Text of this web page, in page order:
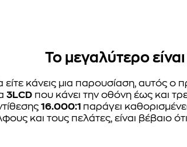
Το μεγαλύτερο
κάνεις μια παρουσίαση, αυτός
3LCDπου κάνει την οθόνη έως και
16.000:1 παράγει
και τους πελάτες, είναι βέβαιο